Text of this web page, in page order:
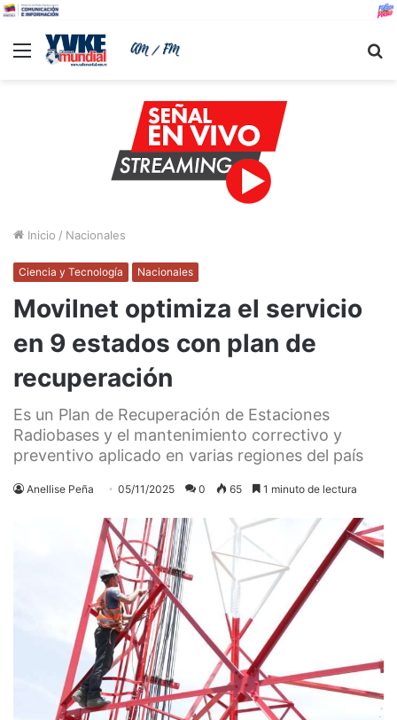
Menu
Inicio / Nacionales
Ciencia y Tecnología Nacionales
Movilnet optimiza el servicio
en 9 estados con plan de
recuperación
Es un Plan de Recuperación de Estaciones
Radiobases y el mantenimiento correctivo y
preventivo aplicado en varias regiones del país
Anellise Peña 05/11/2025 0 65 1 minuto de lectura